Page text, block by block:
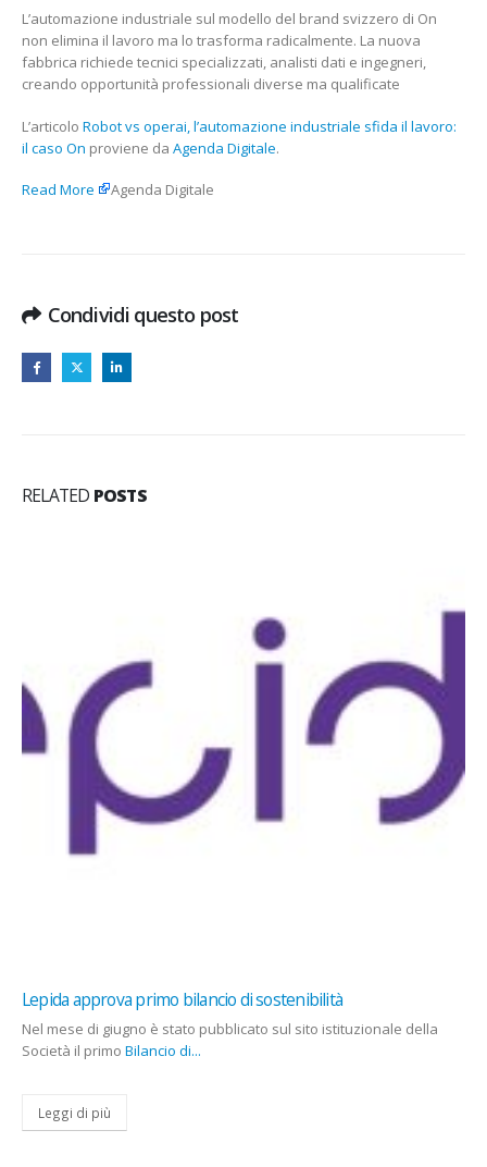
L’automazione industriale sul modello del brand svizzero di On
non elimina il lavoro ma lo trasforma radicalmente. La nuova
fabbrica richiede tecnici specializzati, analisti dati e ingegneri,
creando opportunità professionali diverse ma qualificate
L’articolo Robot vs operai, l’automazione industriale sfida il lavoro:
il caso On proviene da Agenda Digitale.
Read More Agenda Digitale
Condividi questo post
RELATED POSTS
della
Jeff Bezos pronto a vendere azioni Amazon per
dollari di valore
Nuova uscita sul mercato